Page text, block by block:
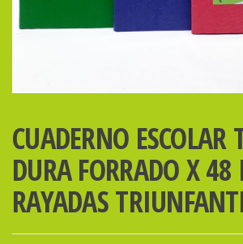
CUADERNO ESCOLAR
DURA FORRADO X 48
RAYADAS